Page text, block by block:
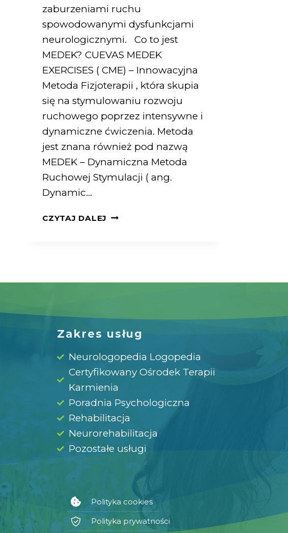
zaburzeniami ruchu
spowodowanymi dysfunkcjami
neurologicznymi. Co to jest
MEDEK? CUEVAS MEDEK
EXERCISES ( CME) – Innowacyjna
Metoda Fizjoterapii , która skupia
się na stymulowaniu rozwoju
ruchowego poprzez intensywne i
dynamiczne ćwiczenia. Metoda
jest znana również pod nazwą
MEDEK – Dynamiczna Metoda
Ruchowej Stymulacji ( ang.
Dynamic…
CZYTAJ DALEJ
Zakres usług
Neurologopedia Logopedia
Certyfikowany Ośrodek Terapii
Karmienia
Poradnia Psychologiczna
Rehabilitacja
Neurorehabilitacja
Pozostałe usługi
Polityka cookies
Polityka prywatności